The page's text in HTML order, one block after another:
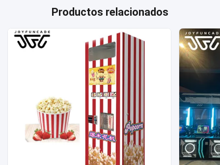
Productos relacionados